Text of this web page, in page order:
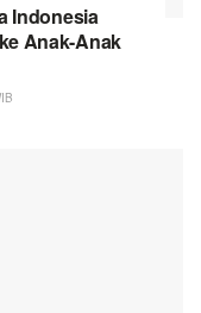
Indonesia
Anak-Anak